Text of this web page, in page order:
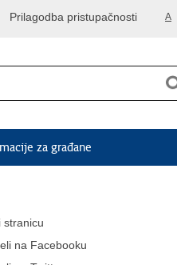
A
Prilagodba pristupačnosti
za građane
stranicu
na Facebooku